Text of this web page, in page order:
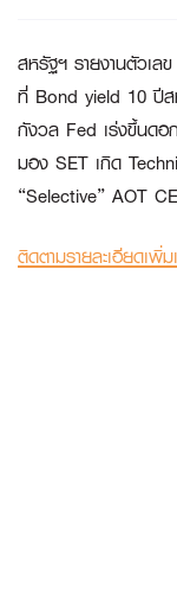
สหรัฐฯ รายงานตัวเ
ที่ Bond yield 10 ปี
กังวล Fed เร่งขึ้นด
มอง SET เกิด
“Selective” AOT
ติดตามรายละเอียดเ